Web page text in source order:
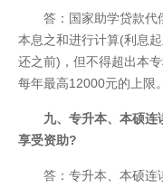
答：国家助学贷款代
本息之和进行计算(利息
还之前)，但不得超出本
每年最高12000元的上限。
九、专升本、本硕
享受资助?
答：专升本、本硕连